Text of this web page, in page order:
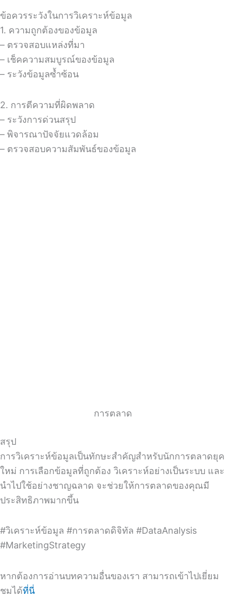
ข้อควรระวังในการวิเคราะห์ข้อมูล
1. ความถูกต้องของข้อมูล
– ตรวจสอบแหล่งที่มา
– เช็คความสมบูรณ์ของข้อมูล
– ระวังข้อมูลซ้ำซ้อน
2. การตีความที่ผิดพลาด
– ระวังการด่วนสรุป
– พิจารณาปัจจัยแวดล้อม
– ตรวจสอบความสัมพันธ์ของข้อมูล
การตลาด
สรุป
การวิเคราะห์ข้อมูลเป็นทักษะสำคัญสำหรับนักการตลาดยุค
ใหม่ การเลือกข้อมูลที่ถูกต้อง วิเคราะห์อย่างเป็นระบบ และ
นำไปใช้อย่างชาญฉลาด จะช่วยให้การตลาดของคุณมี
ประสิทธิภาพมากขึ้น
#วิเคราะห์ข้อมูล #การตลาดดิจิทัล #DataAnalysis
#MarketingStrategy
หากต้องการอ่านบทความอื่นของเรา สามารถเข้าไปเยี่ยม
ชมได้ที่นี่